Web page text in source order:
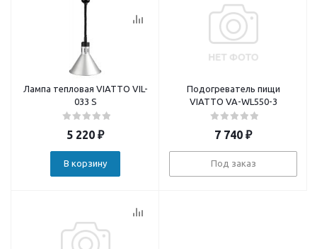
Лампа тепловая VIATTO VIL-
033 S
5 220 ₽
В корзину
Подогреватель пищи
VIATTO VA-WL550-3
7 740 ₽
Под заказ